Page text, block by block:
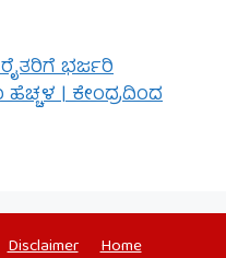
ರೈತರಿಗೆ ಭರ್ಜರಿ
| ಕೇಂದ್ರದಿಂದ
Disclaimer
Home